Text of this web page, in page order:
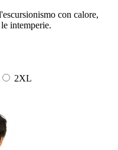
con calore,
intemperie.
2XL